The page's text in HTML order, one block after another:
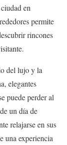
en
permite
rincones
del lujo y la
elegantes
puede perder al
un día de
relajarse en sus
una experiencia